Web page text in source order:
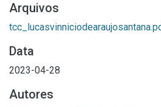
Arquivos
Data
2023-04-28
Autores